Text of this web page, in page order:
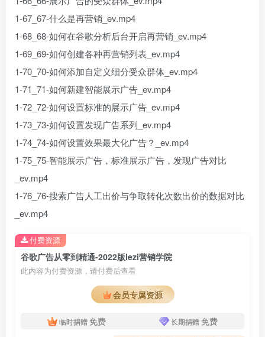
1-67_67-什么是再营销_ev.mp4
1-68_68-如何在谷歌分析后台开启再营销_ev.mp4
1-69_69-如何创建各种再营销列表_ev.mp4
1-70_70-如何添加自定义细分受众群体_ev.mp4
1-71_71-如何新建智能展示广告_ev.mp4
1-72_72-如何设置标准的展示广告_ev.mp4
1-73_73-如何设置发现广告系列_ev.mp4
1-74_74-如何设置效果最大化广告？_ev.mp4
1-75_75-智能展示广告，标准展示广告，发现广告对比
_ev.mp4
1-76_76-搜索广告人工出价与争取转化次数出价的数据对比
_ev.mp4
谷歌广告从零到精通-2022版lezi营销学院
此内容为付费资源，请付费后查看
会员专属资源
临时捐赠免费 长期捐赠免费
付费资源